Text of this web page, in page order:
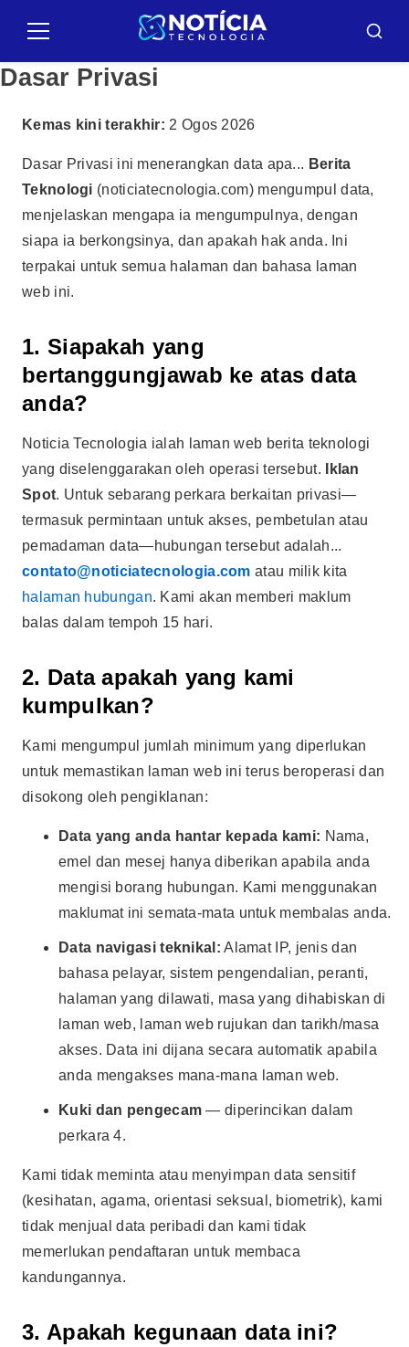
para
conteúdo
Menu
Dasar Privasi
Kemas kini terakhir: 2 Ogos 2026
Dasar Privasi ini menerangkan data apa... Berita
Teknologi (noticiatecnologia.com) mengumpul data,
menjelaskan mengapa ia mengumpulnya, dengan
siapa ia berkongsinya, dan apakah hak anda. Ini
terpakai untuk semua halaman dan bahasa laman
web ini.
1. Siapakah yang
bertanggungjawab ke atas data
anda?
Noticia Tecnologia ialah laman web berita teknologi
yang diselenggarakan oleh operasi tersebut.
Iklan
Spot. Untuk sebarang perkara berkaitan privasi—
termasuk permintaan untuk akses, pembetulan atau
pemadaman data—hubungan tersebut adalah...
contato@noticiatecnologia.com atau milik kita
halaman hubungan. Kami akan memberi maklum
balas dalam tempoh 15 hari.
2. Data apakah yang kami
kumpulkan?
Kami mengumpul jumlah minimum yang diperlukan
untuk memastikan laman web ini terus beroperasi dan
disokong oleh pengiklanan:
Data yang anda hantar kepada kami: Nama,
emel dan mesej hanya diberikan apabila anda
mengisi borang hubungan. Kami menggunakan
maklumat ini semata-mata untuk membalas anda.
Data navigasi teknikal: Alamat IP, jenis dan
bahasa pelayar, sistem pengendalian, peranti,
halaman yang dilawati, masa yang dihabiskan di
laman web, laman web rujukan dan tarikh/masa
akses. Data ini dijana secara automatik apabila
anda mengakses mana-mana laman web.
Kuki dan pengecam — diperincikan dalam
perkara 4.
Kami tidak meminta atau menyimpan data sensitif
(kesihatan, agama, orientasi seksual, biometrik), kami
tidak menjual data peribadi dan kami tidak
memerlukan pendaftaran untuk membaca
kandungannya.
3. Apakah kegunaan data ini?